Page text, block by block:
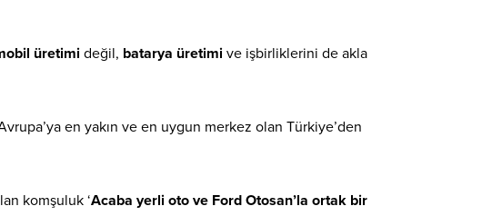
üretimideğil, batarya üretimi ve işbirliklerini de akla
en yakın ve en uygun merkez olan Türkiye’den
komşuluk ‘Acaba yerli oto ve Ford Otosan’la ortak bir